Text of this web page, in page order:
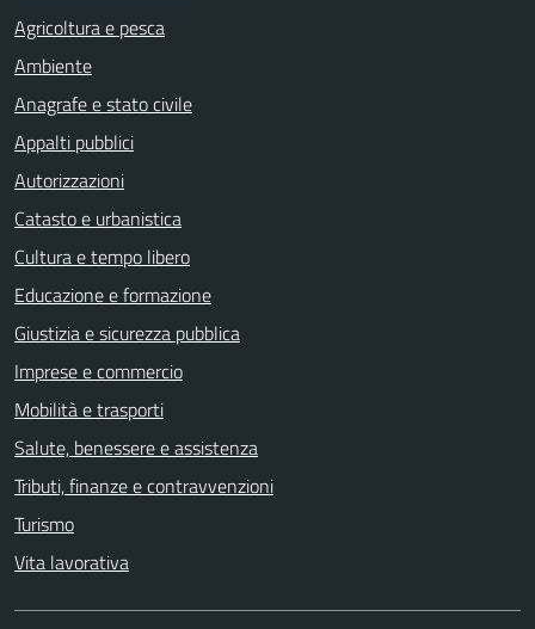
Agricoltura e pesca
Ambiente
Anagrafe e stato civile
Appalti pubblici
Autorizzazioni
Catasto e urbanistica
Cultura e tempo libero
Educazione e formazione
Giustizia e sicurezza pubblica
Imprese e commercio
Mobilità e trasporti
Salute, benessere e assistenza
Tributi, finanze e contravvenzioni
Turismo
Vita lavorativa